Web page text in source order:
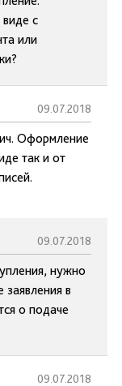
с
или
09.07.2018
Оформление
так и от
09.07.2018
нужно
в
о подаче
09.07.2018